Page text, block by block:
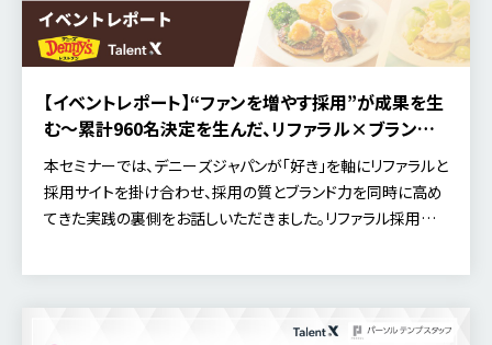
【イベントレポート】“ファンを増やす採用”が成果を生
む〜累計960名決定を生んだ、リファラル×ブランド
発信の実践〜
本セミナーでは、デニーズジャパンが「好き」を軸にリファラルと
採用サイトを掛け合わせ、採用の質とブランド力を同時に高め
てきた実践の裏側をお話しいただきました。リファラル採用を
と考えている企業様も、ぜひ最後までご覧ください。